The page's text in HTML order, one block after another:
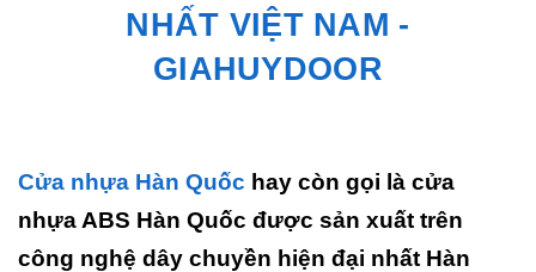
NHẤT VIỆT NAM -
GIAHUYDOOR
Cửa nhựa Hàn Quốc hay còn gọi là cửa
nhựa ABS Hàn Quốc được sản xuất trên
công nghệ dây chuyền hiện đại nhất Hàn